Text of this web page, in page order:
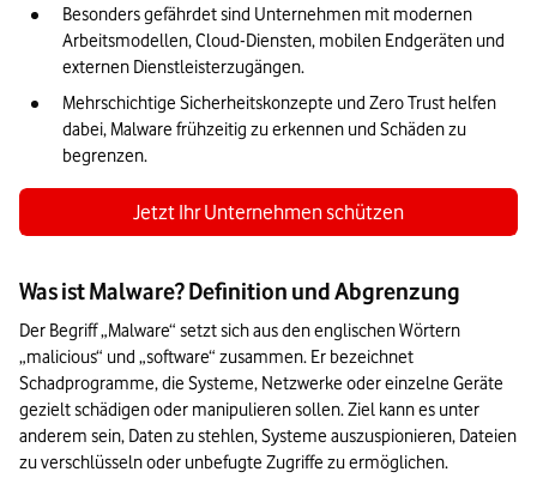
Besonders gefährdet sind Unternehmen mit modernen
Arbeitsmodellen, Cloud-Diensten, mobilen Endgeräten und
externen Dienstleisterzugängen.
Mehrschichtige Sicherheitskonzepte und Zero Trust helfen
dabei, Malware frühzeitig zu erkennen und Schäden zu
begrenzen.
Jetzt Ihr Unternehmen schützen
Was ist Malware? Definition und Abgrenzung
Der Begriff „Malware“ setzt sich aus den englischen Wörtern
„malicious“ und „software“ zusammen. Er bezeichnet
Schadprogramme, die Systeme, Netzwerke oder einzelne Geräte
gezielt schädigen oder manipulieren sollen. Ziel kann es unter
anderem sein, Daten zu stehlen, Systeme auszuspionieren, Dateien
zu verschlüsseln oder unbefugte Zugriffe zu ermöglichen.